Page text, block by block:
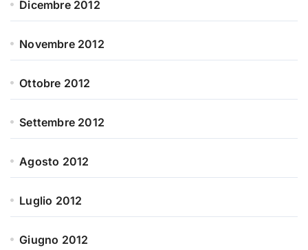
Dicembre 2012
Novembre 2012
Ottobre 2012
Settembre 2012
Agosto 2012
Luglio 2012
Giugno 2012